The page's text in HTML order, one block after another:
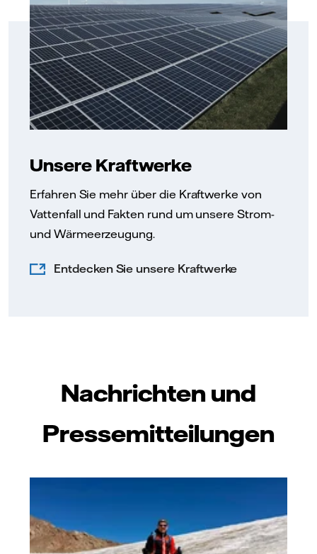
Unsere Kraftwerke
Erfahren Sie mehr über die Kraftwerke von
Vattenfall und Fakten rund um unsere Strom-
und Wärmeerzeugung.
Entdecken Sie unsere Kraftwerke
Nachrichten und
Pressemitteilungen